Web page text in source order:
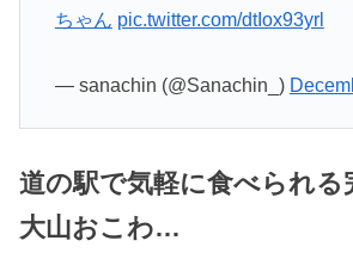
ちゃん pic.twitter.com/dtIox93yrl
— sanachin (@Sanachin_)
道の駅で気軽に食べられる
大山おこわ…